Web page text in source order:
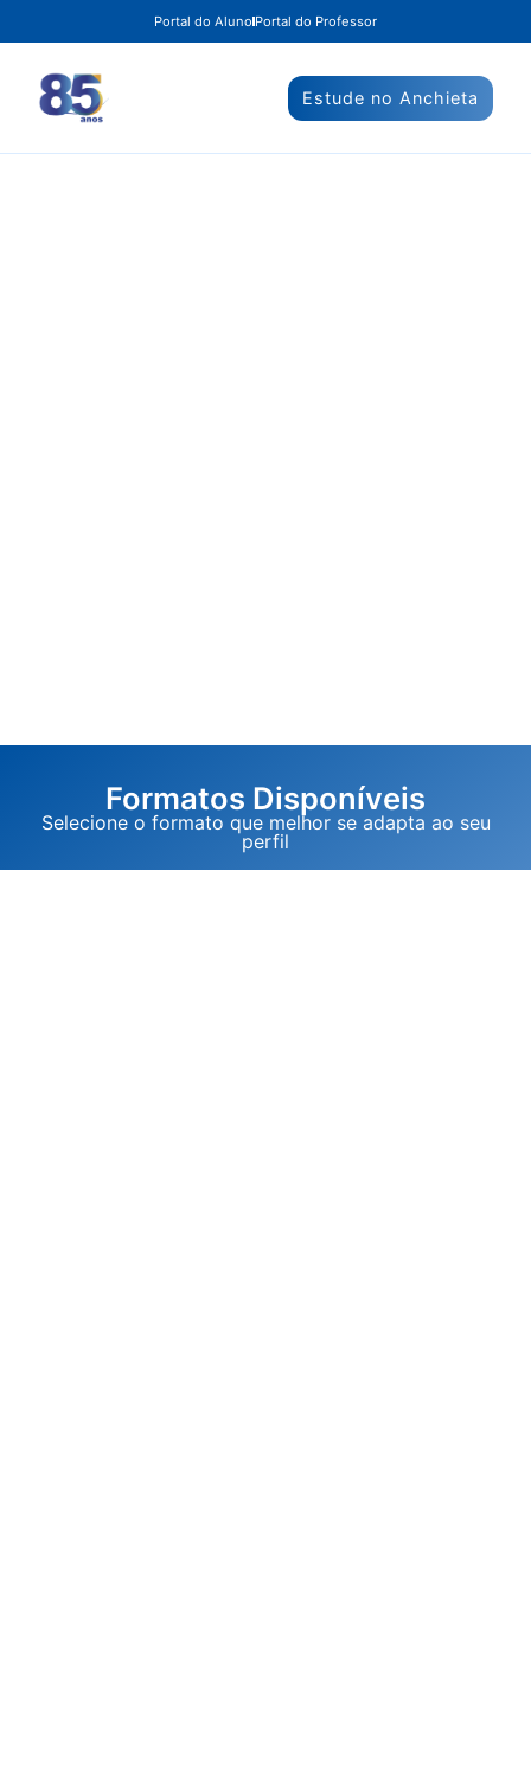
Portal do Aluno Portal do Professor
Estude no Anchieta
Formatos Disponíveis
Selecione o formato que melhor se adapta ao seu
perfil